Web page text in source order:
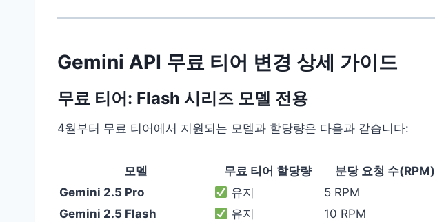
Gemini API 무료 티어 변경 상세 가이드
무료 티어: Flash 시리즈 모델 전용
4월부터 무료 티어에서 지원되는 모델과 할당량은 다음과 같습니다:
모델 무료 티어 할당량 분당 요청 수(RPM)
Gemini 2.5 Pro
유지 5 RPM
Gemini 2.5 Flash
유지 10 RPM